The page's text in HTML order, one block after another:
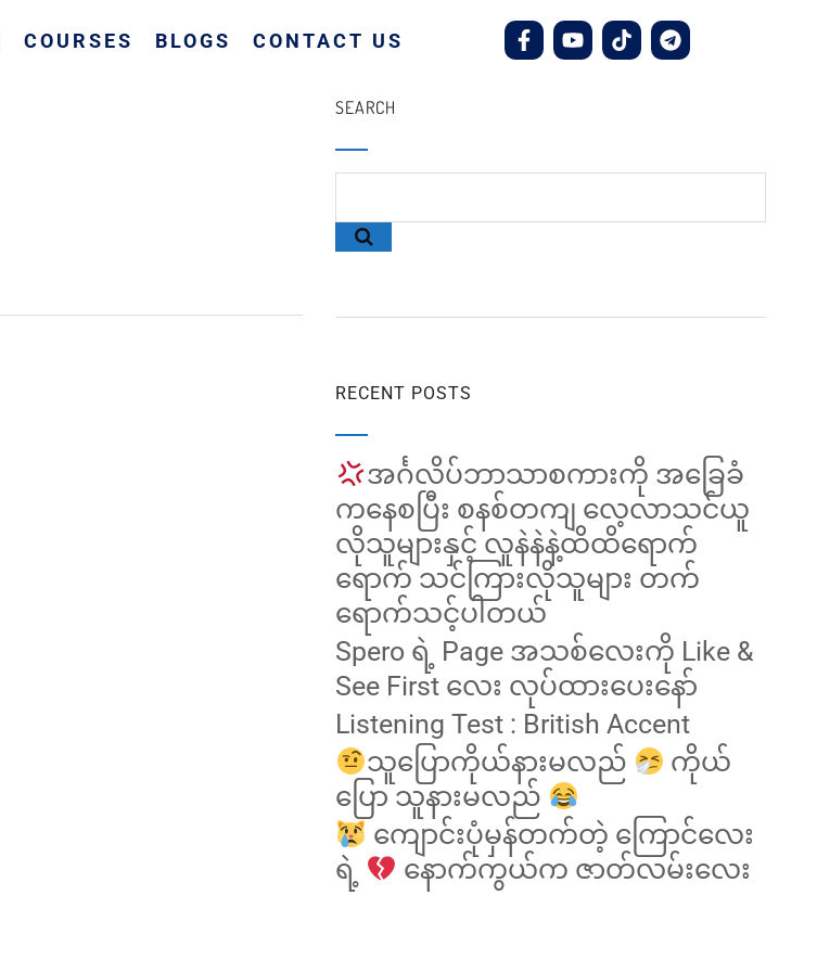
COURSES BLOGS CONTACT US
SEARCH
RECENT POSTS
အင်္ဂလိပ်ဘာသာစကားကို အခြေခံ
ကနေစပြီး စနစ်တကျ လေ့လာသင်ယူ
လိုသူများနှင့် လူနဲနဲနဲ့ထိထိရောက်
ရောက် သင်ကြားလိုသူများ တက်
ရောက်သင့်ပါတယ်
Spero ရဲ့ Page အသစ်လေးကို Like &
See First လေး လုပ်ထားပေးနော်
Listening Test : British Accent
သူပြောကိုယ်နားမလည်
ကိုယ်
ပြော သူနားမလည်
ကျောင်းပုံမှန်တက်တဲ့ ကြောင်လေး
ရဲ့
နောက်ကွယ်က ဇာတ်လမ်းလေး